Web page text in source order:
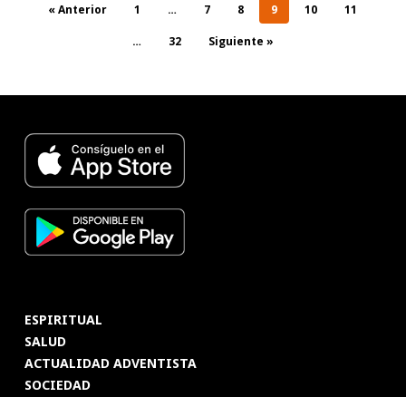
« Anterior 1 … 7 8 9 10 11
… 32 Siguiente »
ESPIRITUAL
SALUD
ACTUALIDAD ADVENTISTA
SOCIEDAD